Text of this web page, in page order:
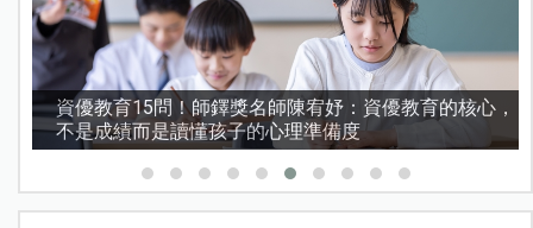
資優教育15問！師鐸獎名師陳宥妤：資優教育的核心，
不是成績而是讀懂孩子的心理準備度